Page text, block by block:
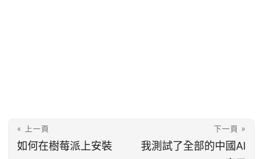
« 上一頁
如何在樹莓派上安裝
下一頁 »
我測試了全部的中國AI